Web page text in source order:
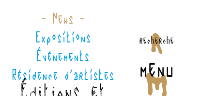
recherche
menu
- News -
Expositions
Événements
Résidence d'artistes